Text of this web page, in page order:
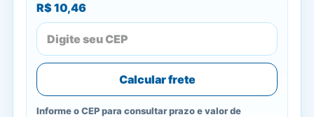
R$ 10,46
Calcular frete
Informe o CEP para consultar prazo e valor de